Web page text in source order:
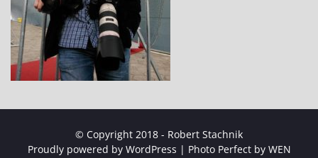
© Copyright 2018 - Robert Stachnik
Proudly powered by WordPress | Photo Perfect by WEN